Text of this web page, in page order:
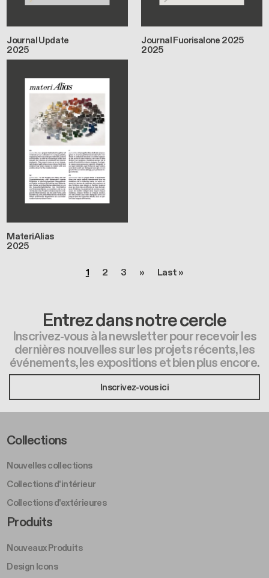
Journal Update
2025
Journal Fuorisalone 2025
2025
MateriAlias
2025
Page
1 Page
2 Page
3 Page suivante
›› Dernière page
Last »
Entrez dans notre cercle
Inscrivez-vous à la newsletter pour recevoir les
dernières nouvelles sur les projets récents, les
événements, les expositions et bien plus encore.
Inscrivez-vous ici
Footer Left Middle A
Collections
Nouvelles collections
Collections d'intérieur
Collections d'extérieures
Footer Right Middle A
Produits
Nouveaux Produits
Design Icons